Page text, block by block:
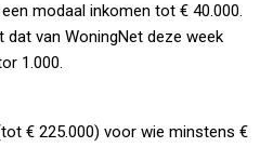
modaal inkomen tot € 40.000.
van WoningNet deze week
1.000.
€ 225.000) voor wie minstens €